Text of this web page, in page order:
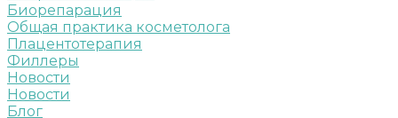
Биорепарация
Общая практика косметолога
Плацентотерапия
Филлеры
Новости
Новости
Блог